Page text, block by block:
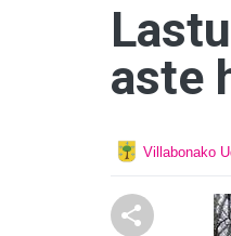
aste
Villabonako